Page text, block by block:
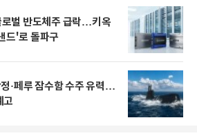
로벌 반도체주 급락…키옥
드'로 돌파구
·페루 잠수함 수주 유력…
고